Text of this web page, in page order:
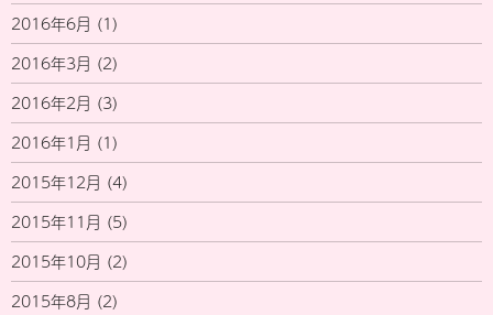
2016年6月 (1)
2016年3月 (2)
2016年2月 (3)
2016年1月 (1)
2015年12月 (4)
2015年11月 (5)
2015年10月 (2)
2015年8月 (2)